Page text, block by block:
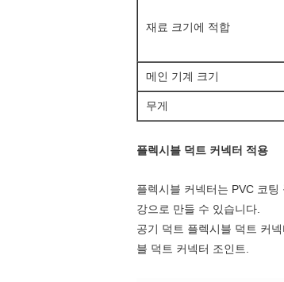
재료 크기에 적합
메인 기계 크기
무게
플렉시블 덕트 커넥터 적용
플렉시블 커넥터는 PVC 코
강으로 만들 수 있습니다.
공기 덕트 플렉시블 덕트 커
블 덕트 커넥터 조인트.